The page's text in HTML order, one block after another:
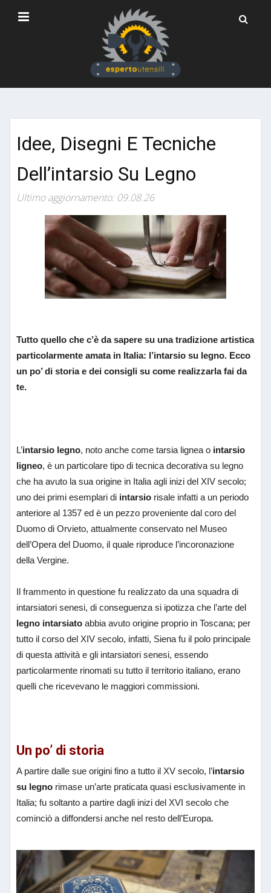
Idee, Disegni E Tecniche
Dell’intarsio Su Legno
Ultimo aggiornamento: 09.08.26
Tutto quello che c’è da sapere su una tradizione artistica
particolarmente amata in Italia: l’intarsio su legno. Ecco
un po’ di storia e dei consigli su come realizzarla fai da
te.
L’intarsio legno, noto anche come tarsia lignea o intarsio
ligneo, è un particolare tipo di tecnica decorativa su legno
che ha avuto la sua origine in Italia agli inizi del XIV secolo;
uno dei primi esemplari di intarsio risale infatti a un periodo
anteriore al 1357 ed è un pezzo proveniente dal coro del
Duomo di Orvieto, attualmente conservato nel Museo
dell’Opera del Duomo, il quale riproduce l’incoronazione
della Vergine.
Il frammento in questione fu realizzato da una squadra di
intarsiatori senesi, di conseguenza si ipotizza che l’arte del
legno intarsiato abbia avuto origine proprio in Toscana; per
tutto il corso del XIV secolo, infatti, Siena fu il polo principale
di questa attività e gli intarsiatori senesi, essendo
particolarmente rinomati su tutto il territorio italiano, erano
quelli che ricevevano le maggiori commissioni.
Un po’ di storia
A partire dalle sue origini fino a tutto il XV secolo, l’intarsio
su legno rimase un’arte praticata quasi esclusivamente in
Italia; fu soltanto a partire dagli inizi del XVI secolo che
cominciò a diffondersi anche nel resto dell’Europa.